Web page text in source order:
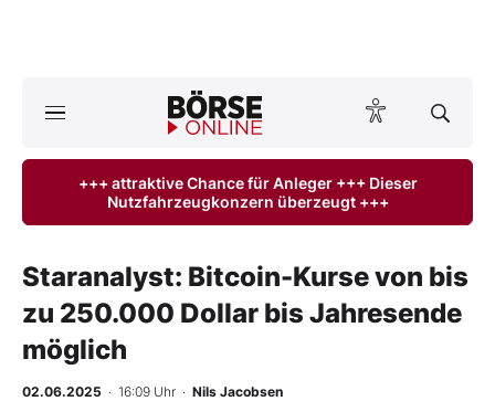
ktuelle Ausgabe BÖRSE ONLINE lesen
Finanz-Check
Abo & Shop
+++ attraktive Chance für Anleger +++ Dieser
Nutzfahrzeugkonzern überzeugt +++
Staranalyst: Bitcoin-Kurse von bis
zu 250.000 Dollar bis Jahresende
möglich
02.06.2025 · 16:09 Uhr · Nils Jacobsen